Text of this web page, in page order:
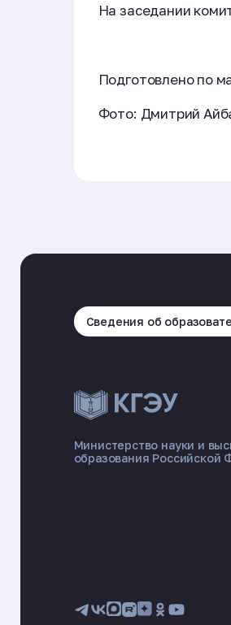
На заседании
Подготовлено по
Фото: Дмитрий
Сведения об
Министерство науки и
образования Российской